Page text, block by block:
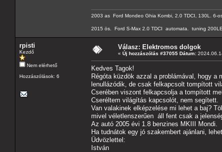
2003 as Ford Mondeo Ghia Kombi, 2.0 TDCI, 130L. 6-
2015 ös. Ford S-Max 2.0 TDCI automata. tuning
rpisti
Kezdő
Nem elérhető
Hozzászólások: 6
Válasz: Elektromos dolgok
« Új hozzászólás #37055 Dátum:
Kedves Tagok!
Régóta küzdök azzal a problámával, hogy
lenullázódik, de csak felkapcsolt tompított
Cserében viszont felkapcsolja a tompított
Cseréltem világítás kapcsolót, nem segített.
Van valakinek elképzelése mi lehet a baj?
mivel véletlenszerűen áll fent csak a
Az autó 2005 évi 1.8 benzines MKIII Mondi.
Ha tudnátok egy jó szakembert ajánlani,
Üdvözlettel:
István